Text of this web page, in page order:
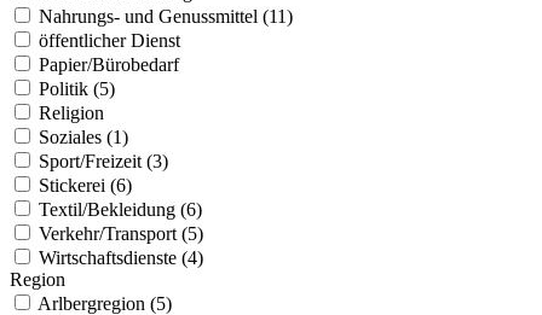
Nahrungs- und Genussmittel (11)
öffentlicher Dienst
Papier/Bürobedarf
Politik (5)
Religion
Soziales (1)
Sport/Freizeit (3)
Stickerei (6)
Textil/Bekleidung (6)
Verkehr/Transport (5)
Wirtschaftsdienste (4)
Region
Arlbergregion (5)